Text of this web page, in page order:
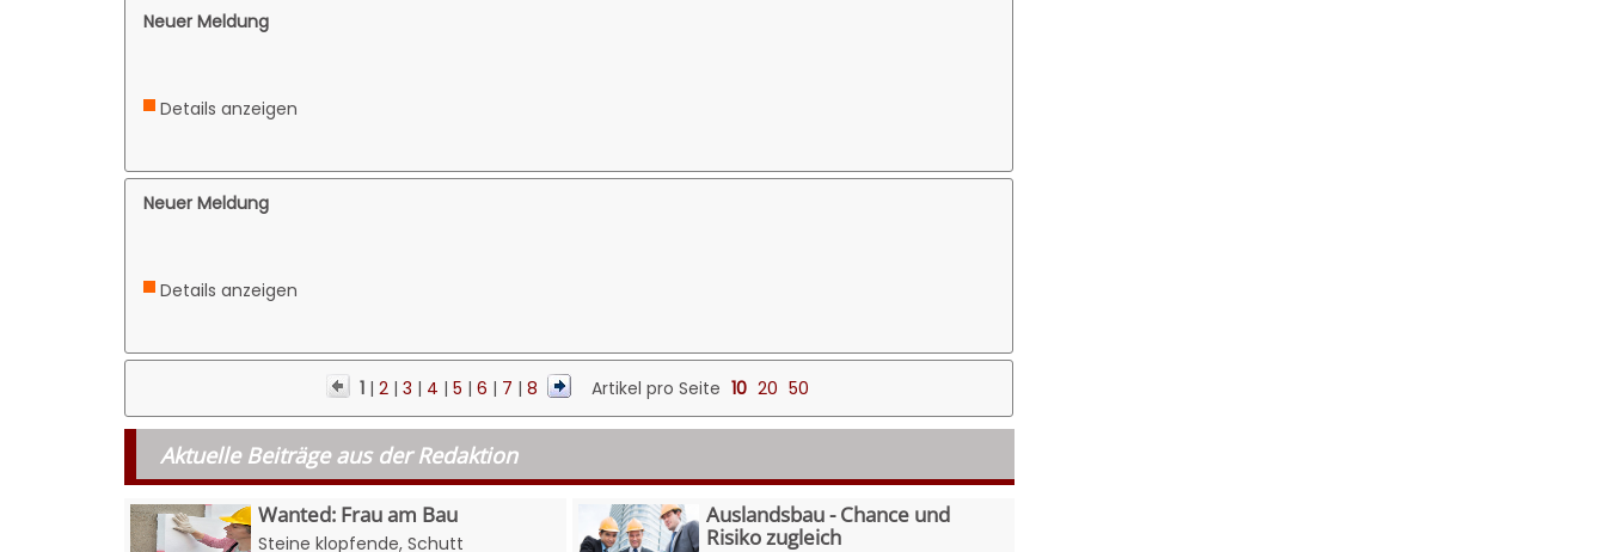
Neuer Meldung
Details anzeigen
Neuer Meldung
Details anzeigen
1| 2| 3 | 4 | 5 | 6 | 7 | 8 Artikel pro Seite 10 20 50
Aktuelle Beiträge aus der Redaktion
Wanted: Frau am Bau
Steine klopfende, Schutt
Auslandsbau - Chance und
Risiko zugleich